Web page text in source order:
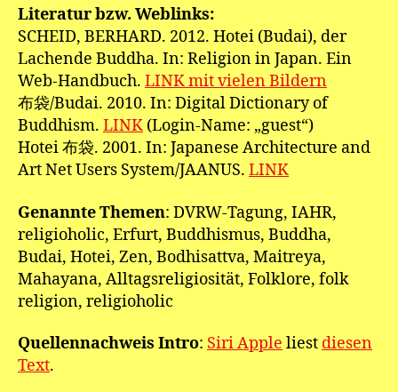
Literatur bzw. Weblinks:
SCHEID, BERHARD. 2012. Hotei (Budai), der
Lachende Buddha. In: Religion in Japan. Ein
Web-Handbuch. LINK mit vielen Bildern
布袋/Budai. 2010. In: Digital Dictionary of
Buddhism. LINK (Login-Name: „guest“)
Hotei 布袋. 2001. In: Japanese Architecture and
Art Net Users System/JAANUS. LINK
Genannte Themen: DVRW-Tagung, IAHR,
religioholic, Erfurt, Buddhismus, Buddha,
Budai, Hotei, Zen, Bodhisattva, Maitreya,
Mahayana, Alltagsreligiosität, Folklore, folk
religion, religioholic
Quellennachweis Intro: Siri Apple liest diesen
Text.